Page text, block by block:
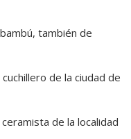
también de
de la ciudad de
de la localidad